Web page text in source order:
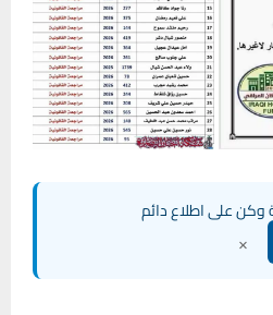
وكن على اطلاع دائم
×